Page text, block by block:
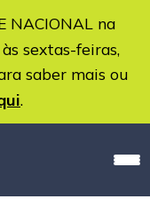
NACIONAL na
sextas-feiras,
saber mais ou
.